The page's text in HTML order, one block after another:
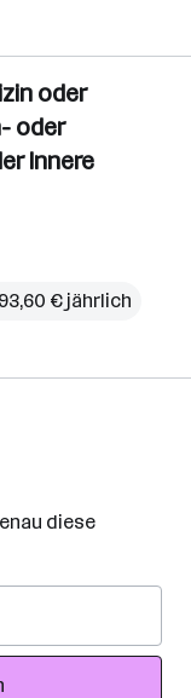
oder
oder
Innere
€ jährlich
diese